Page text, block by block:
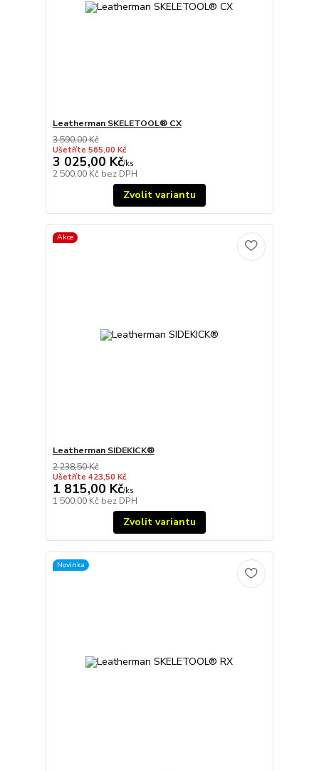
Leatherman SKELETOOL® CX
3 590,00 Kč
Ušetříte 565,00 Kč
3 025,00 Kč/ks
2 500,00 Kč bez DPH
Zvolit variantu
Akce
Leatherman SIDEKICK®
2 238,50 Kč
Ušetříte 423,50 Kč
1 815,00 Kč/ks
1 500,00 Kč bez DPH
Zvolit variantu
Novinka